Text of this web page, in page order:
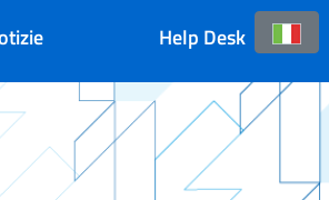
Help Desk